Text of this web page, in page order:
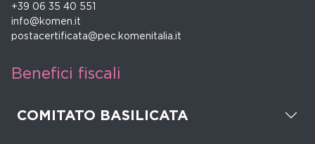
+39 06 35 40 551
info@komen.it
postacertificata@pec.komenitalia.it
Benefici fiscali
COMITATO BASILICATA